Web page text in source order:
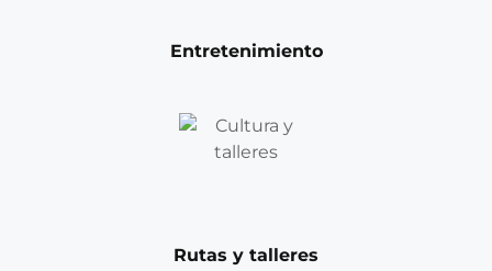
Entretenimiento
Rutas y talleres